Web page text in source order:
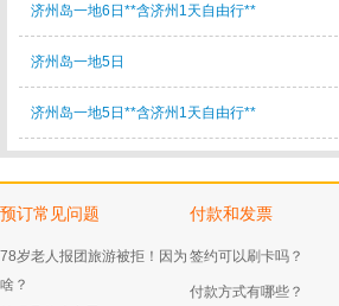
济州岛一地6日**含济州1天自由行**
济州岛一地5日
济州岛一地5日**含济州1天自由行**
预订常见问题
78岁老人报团旅游被拒！因为
啥？
付款和发票
签约可以刷卡吗？
付款方式有哪些？